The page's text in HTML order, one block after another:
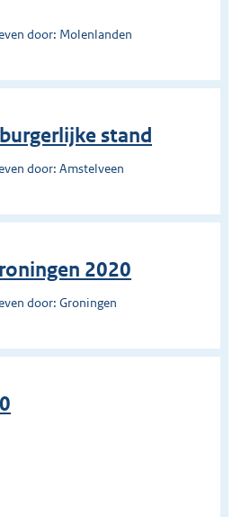
door: Molenlanden
stand
door: Amstelveen
2020
door: Groningen